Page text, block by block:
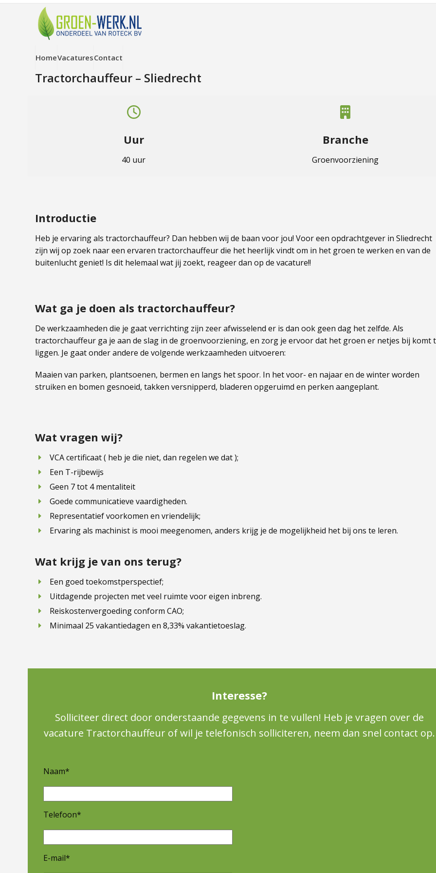
HomeVacaturesContact
Tractorchauffeur – Sliedrecht
Uur
40 uur
Branche
Groenvoorziening
Introductie
Heb je ervaring als tractorchauffeur? Dan hebben wij de baan voor jou! Voor een opdrachtgever in Sliedrecht
zijn wij op zoek naar een ervaren tractorchauffeur die het heerlijk vindt om in het groen te werken en van de
buitenlucht geniet! Is dit helemaal wat jij zoekt, reageer dan op de vacature!!
Wat ga je doen als tractorchauffeur?
De werkzaamheden die je gaat verrichting zijn zeer afwisselend er is dan ook geen dag het zelfde. Als
tractorchauffeur ga je aan de slag in de groenvoorziening, en zorg je ervoor dat het groen er netjes bij komt
liggen. Je gaat onder andere de volgende werkzaamheden uitvoeren:
Maaien van parken, plantsoenen, bermen en langs het spoor. In het voor- en najaar en de winter worden
struiken en bomen gesnoeid, takken versnipperd, bladeren opgeruimd en perken aangeplant.
Wat vragen wij?
VCA certificaat ( heb je die niet, dan regelen we dat );
Een T-rijbewijs
Geen 7 tot 4 mentaliteit
Goede communicatieve vaardigheden.
Representatief voorkomen en vriendelijk;
Ervaring als machinist is mooi meegenomen, anders krijg je de mogelijkheid het bij ons te leren.
Wat krijg je van ons terug?
Een goed toekomstperspectief;
Uitdagende projecten met veel ruimte voor eigen inbreng.
Reiskostenvergoeding conform CAO;
Minimaal 25 vakantiedagen en 8,33% vakantietoeslag.
Interesse?
Solliciteer direct door onderstaande gegevens in te vullen! Heb je vragen over de
vacature Tractorchauffeur of wil je telefonisch solliciteren, neem dan snel contact op.
Naam*
Telefoon*
E-mail*